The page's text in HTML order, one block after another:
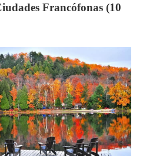
Francófonas (10